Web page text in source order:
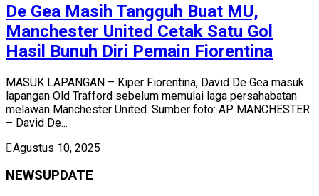
De Gea Masih Tangguh Buat MU,
Manchester United Cetak Satu Gol
Hasil Bunuh Diri Pemain Fiorentina
MASUK LAPANGAN – Kiper Fiorentina, David De Gea masuk
lapangan Old Trafford sebelum memulai laga persahabatan
melawan Manchester United. Sumber foto: AP MANCHESTER
– David De...
Agustus 10, 2025
NEWSUPDATE